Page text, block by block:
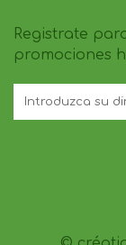
Registrate
promociones